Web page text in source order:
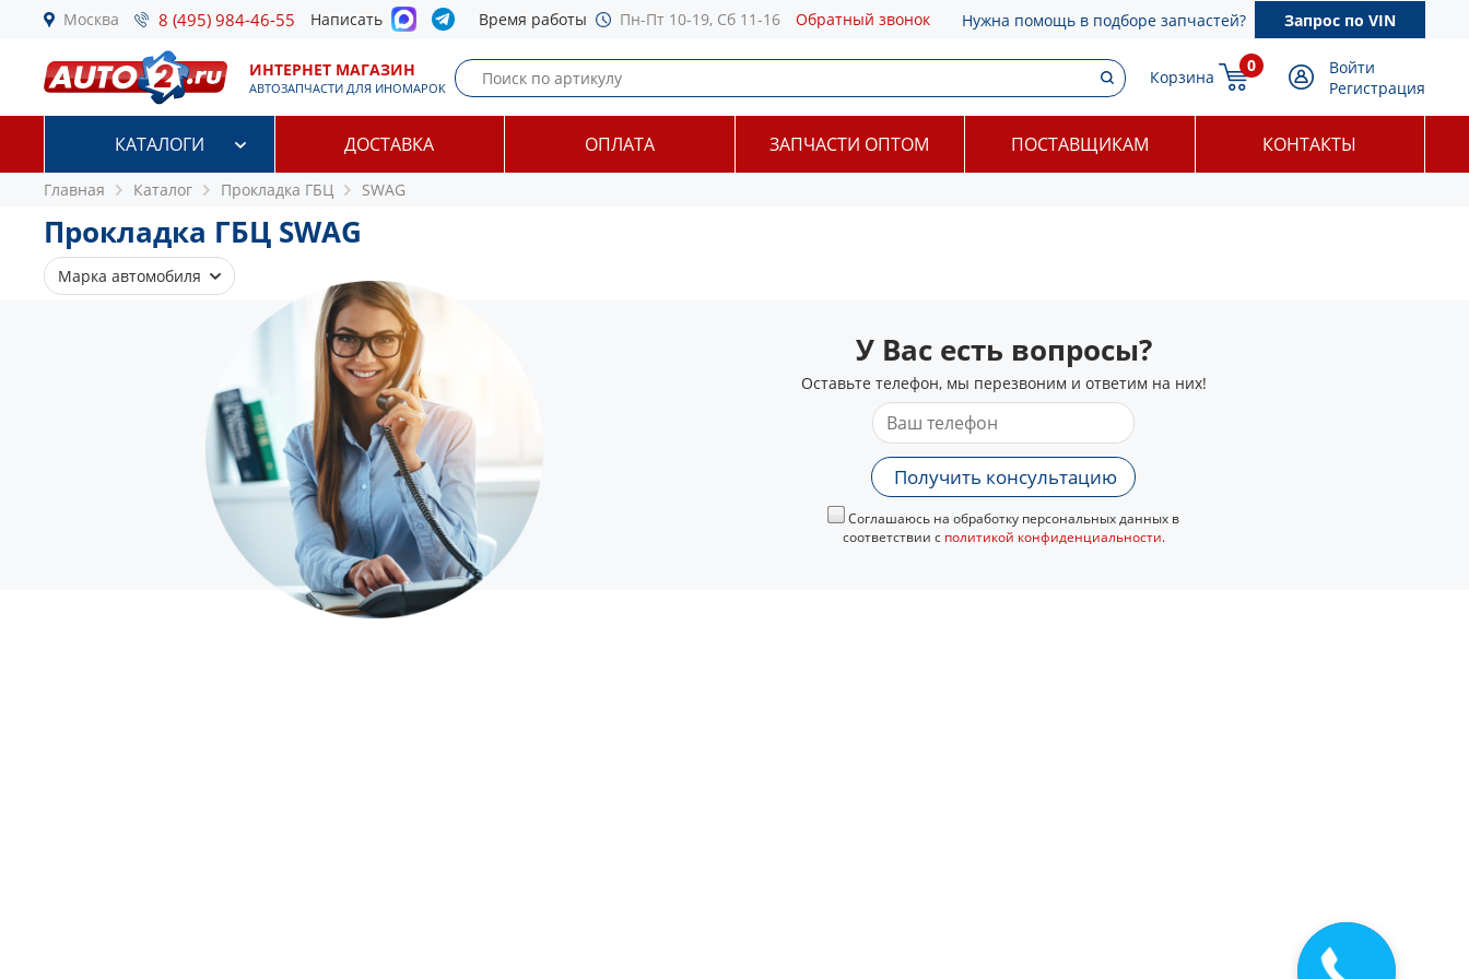
Москва 8 (495) 984-46-55 Написать Время работы Пн-Пт 10-19, Сб 11-16 Обратный звонок Нужна помощь в подборе запчастей? Запрос по VIN
ИНТЕРНЕТ МАГАЗИН
АВТОЗАПЧАСТИ ДЛЯ ИНОМАРОК
Корзина
0
Войти
Регистрация
КАТАЛОГИ ДОСТАВКА ОПЛАТА ЗАПЧАСТИ ОПТОМ ПОСТАВЩИКАМ КОНТАКТЫ
Главная Каталог Прокладка ГБЦ SWAG
Прокладка ГБЦ SWAG
Марка автомобиля
У Вас есть вопросы?
Оставьте телефон, мы перезвоним и ответим на них!
Получить консультацию
Соглашаюсь на обработку персональных данных в
соответствии с политикой конфиденциальности.
Закажите